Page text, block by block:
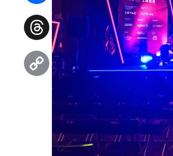
Facebook
Threads
Copy